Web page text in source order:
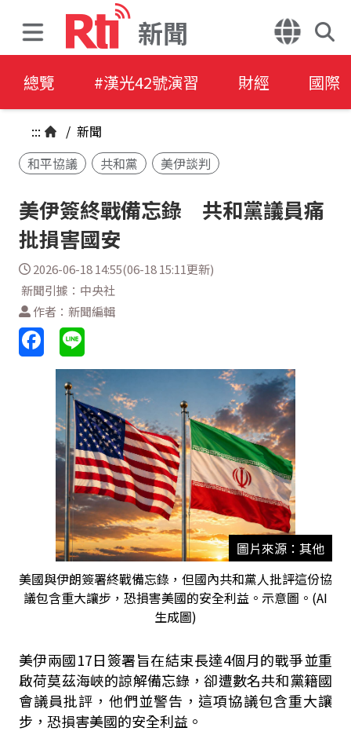
新聞
總覽 #漢光42號演習 財經 國際
::: / 新聞
和平協議
共和黨 美伊談判
美伊簽終戰備忘錄 共和黨議員痛
批損害國安
2026-06-18 14:55(06-18 15:11更新)
新聞引據：中央社
作者：新聞編輯
圖片來源：其他
美國與伊朗簽署終戰備忘錄，但國內共和黨人批評這份協
議包含重大讓步，恐損害美國的安全利益。示意圖。(AI
生成圖)
美伊兩國17日簽署旨在結束長達4個月的戰爭並重
啟荷莫茲海峽的諒解備忘錄，卻遭數名共和黨籍國
會議員批評，他們並警告，這項協議包含重大讓
步，恐損害美國的安全利益。